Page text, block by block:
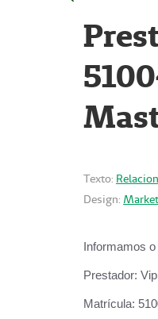
Texto:
Design:
Informamos
Prestador:
Matrícula: